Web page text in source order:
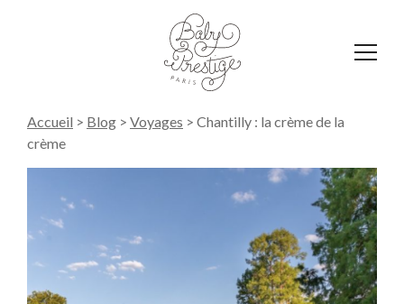
Accueil > Blog > Voyages > Chantilly : la crème de la
crème